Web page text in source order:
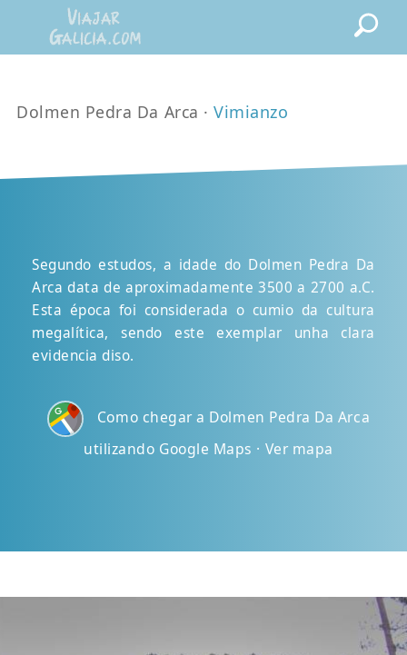
Dolmen Pedra Da Arca ·Vimianzo
Segundo estudos, a idade do Dolmen Pedra Da
Arca data de aproximadamente 3500 a 2700 a.C.
Esta época foi considerada o cumio da cultura
megalítica, sendo este exemplar unha clara
evidencia diso.
Como chegar a Dolmen Pedra Da Arca
utilizando Google Maps · Ver mapa